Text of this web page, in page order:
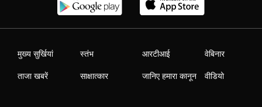
मुख्य सुर्खियां
ताजा खबरें
स्तंभ
साक्षात्कार
आरटीआई
जानिए हमारा कानून
वेबिनार
वीडियो